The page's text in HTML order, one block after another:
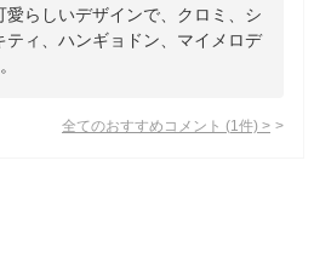
愛らしいデザインで、クロミ、シ
ィ、ハンギョドン、マイメロデ
全てのおすすめコメント (1 件) >